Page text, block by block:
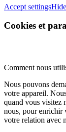
Accept settings
Cookies et
Comment nous
Nous pouvons
votre appareil.
quand vous visitez
nous, pour enrichir
votre relation avec